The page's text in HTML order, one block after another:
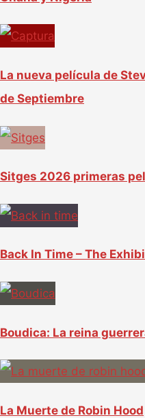
La nueva película de
de Septiembre
Sitges 2026 primeras
Back In Time – The
Boudica: La reina
La Muerte de Robin Hood